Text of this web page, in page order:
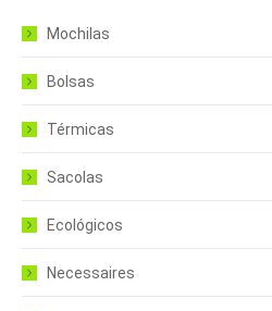
Mochilas
Bolsas
Térmicas
Sacolas
Ecológicos
Necessaires